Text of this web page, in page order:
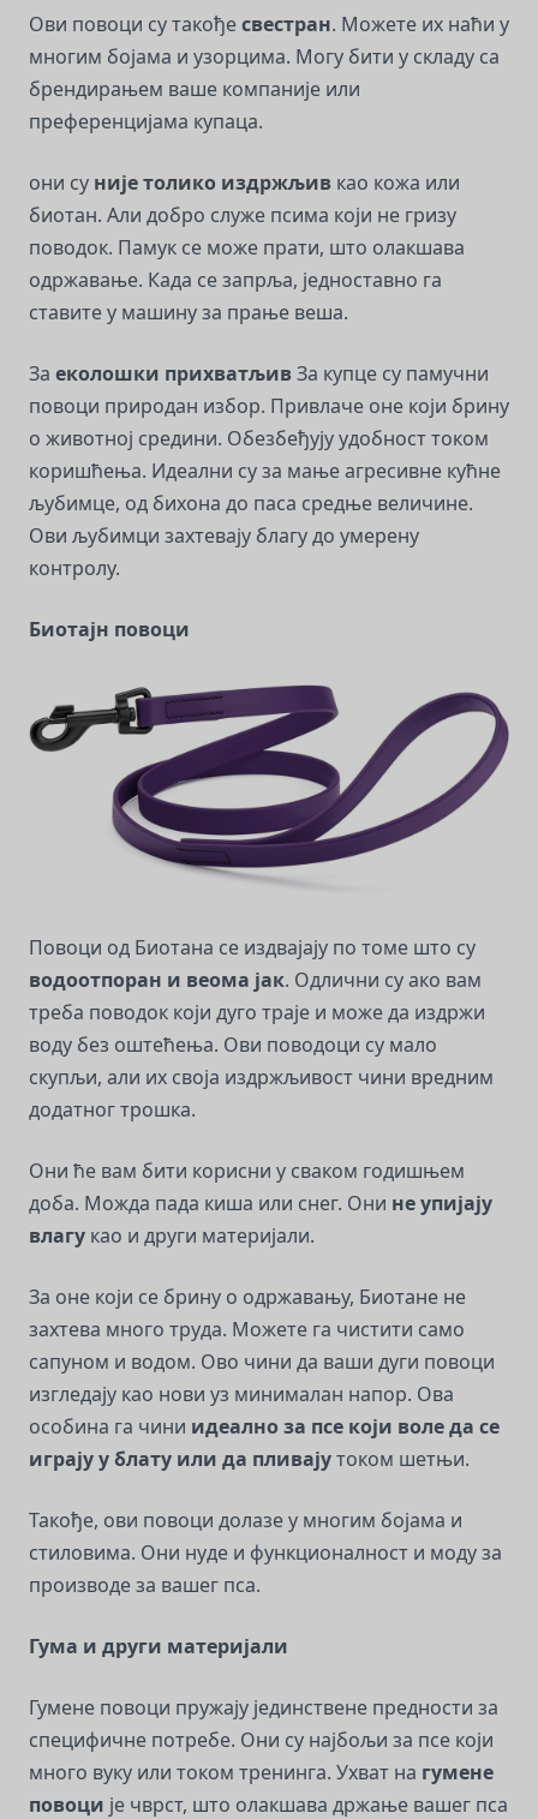
Ови повоци су такођесвестран. Можете их наћи у
многим бојама и узорцима. Могу бити у складу са
брендирањем ваше компаније или
преференцијама купаца.
они су није толико издржљив као кожа или
биотан. Али добро служе псима који не гризу
поводок. Памук се може прати, што олакшава
одржавање. Када се запрља, једноставно га
ставите у машину за прање веша.
За еколошки прихватљивЗа купце су памучни
повоци природан избор. Привлаче оне који брину
о животној средини. Обезбеђују удобност током
коришћења. Идеални су за мање агресивне кућне
љубимце, од бихона до паса средње величине.
Ови љубимци захтевају благу до умерену
контролу.
Биотајн повоци
Повоци од Биотана се издвајају по томе што су
водоотпоран и веома јак. Одлични су ако вам
треба поводок који дуго траје и може да издржи
воду без оштећења. Ови поводоци су мало
скупљи, али их своја издржљивост чини вредним
додатног трошка.
Они ће вам бити корисни у сваком годишњем
доба. Можда пада киша или снег. Они не упијају
влагу као и други материјали.
За оне који се брину о одржавању, Биотане не
захтева много труда. Можете га чистити само
сапуном и водом. Ово чини да ваши дуги повоци
изгледају као нови уз минималан напор. Ова
особина га чини идеално за псе који воле да се
играју у блату или да пливајутоком шетњи.
Такође, ови повоци долазе у многим бојама и
стиловима. Они нуде и функционалност и моду за
производе за вашег пса.
Гума и други материјали
Гумене повоци пружају јединствене предности за
специфичне потребе. Они су најбољи за псе који
много вуку или током тренинга. Ухват на гумене
повоци је чврст, што олакшава држање вашег пса